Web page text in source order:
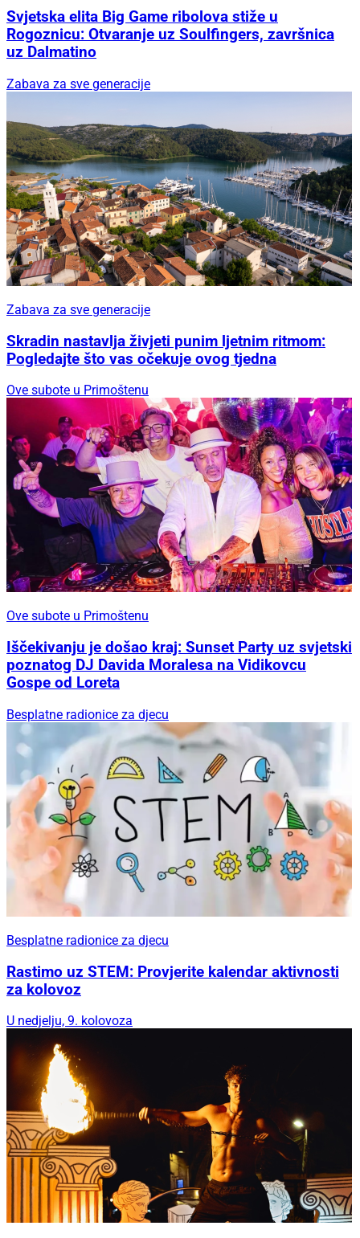
Svjetska elita Big Game ribolova stiže u
Rogoznicu: Otvaranje uz Soulfingers, završnica
uz Dalmatino
Zabava za sve generacije
Zabava za sve generacije
Skradin nastavlja živjeti punim ljetnim ritmom:
Pogledajte što vas očekuje ovog tjedna
Ove subote u Primoštenu
Ove subote u Primoštenu
Iščekivanju je došao kraj: Sunset Party uz svjetski
poznatog DJ Davida Moralesa na Vidikovcu
Gospe od Loreta
Besplatne radionice za djecu
Besplatne radionice za djecu
Rastimo uz STEM: Provjerite kalendar aktivnosti
za kolovoz
U nedjelju, 9. kolovoza